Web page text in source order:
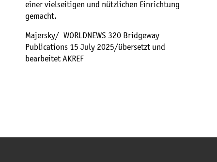
einer vielseitigen und nützlichen Einrichtung
gemacht.
Majersky/ WORLDNEWS 320 Bridgeway
Publications 15 July 2025/übersetzt und
bearbeitet AKREF